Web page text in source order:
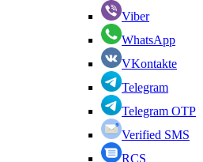
Viber
WhatsApp
VKontakte
Telegram
Telegram OTP
Verified SMS
RCS